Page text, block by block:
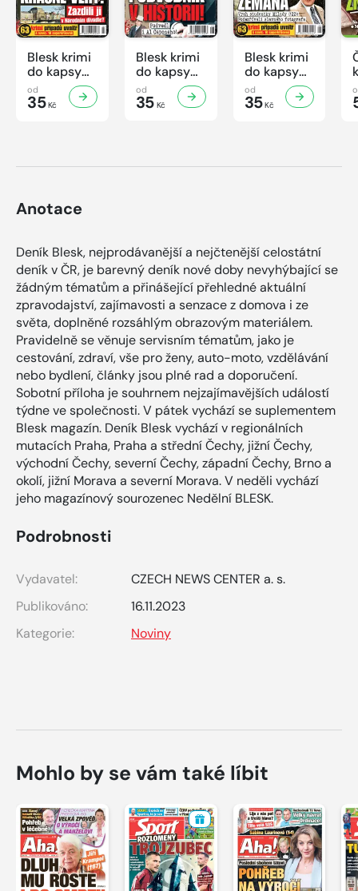
Blesk krimi
do kapsy
č.7/2026
od
35Kč
Blesk krimi
do kapsy
č.6/2026
od
35Kč
Blesk krimi
do kapsy
č.5/2026
od
35Kč
Anotace
Deník Blesk, nejprodávanější a nejčtenější celostátní
deník v ČR, je barevný deník nové doby nevyhýbající se
žádným tématům a přinášející přehledné aktuální
zpravodajství, zajímavosti a senzace z domova i ze
světa, doplněné rozsáhlým obrazovým materiálem.
Pravidelně se věnuje servisním tématům, jako je
cestování, zdraví, vše pro ženy, auto-moto, vzdělávání
nebo bydlení, články jsou plné rad a doporučení.
Sobotní příloha je souhrnem nejzajímavějších událostí
týdne ve společnosti. V pátek vychází se suplementem
Blesk magazín. Deník Blesk vychází v regionálních
mutacích Praha, Praha a střední Čechy, jižní Čechy,
východní Čechy, severní Čechy, západní Čechy, Brno a
okolí, jižní Morava a severní Morava. V neděli vychází
jeho magazínový sourozenec Nedělní BLESK.
Podrobnosti
Vydavatel:
CZECH NEWS CENTER a. s.
Publikováno:
16.11.2023
Kategorie:
Noviny
Mohlo by se vám také líbit